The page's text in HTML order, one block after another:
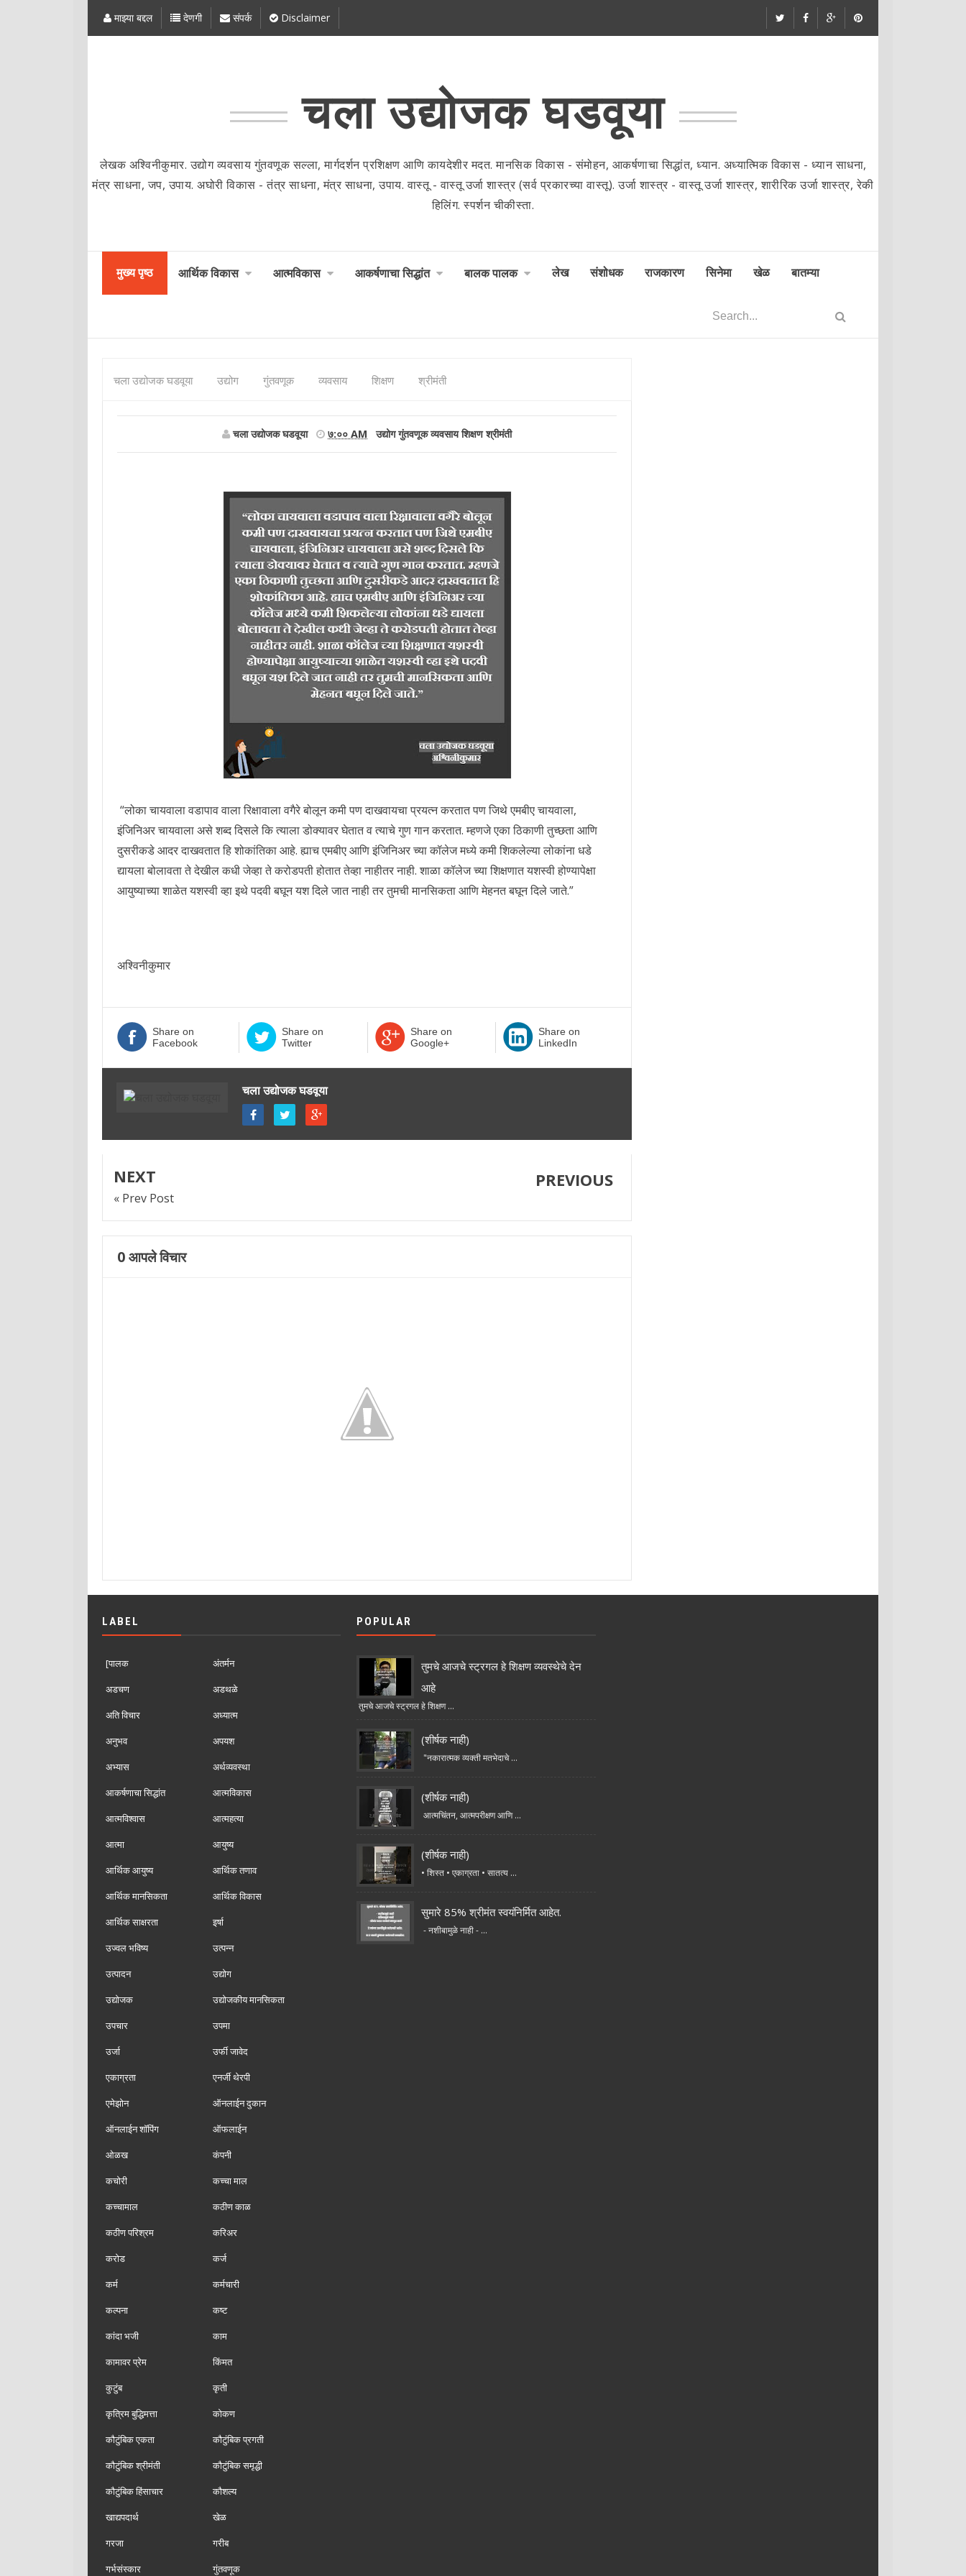
माझ्या बद्दल देणगी संपर्क Disclaimer
चला उद्योजक घडवूया
लेखक अश्विनीकुमार. उद्योग व्यवसाय गुंतवणूक सल्ला, मार्गदर्शन प्रशिक्षण आणि कायदेशीर मदत. मानसिक विकास - संमोहन, आकर्षणाचा सिद्धांत, ध्यान. अध्यात्मिक विकास - ध्यान साधना,
मंत्र साधना, जप, उपाय. अघोरी विकास - तंत्र साधना, मंत्र साधना, उपाय. वास्तू - वास्तू उर्जा शास्त्र (सर्व प्रकारच्या वास्तू). उर्जा शास्त्र - वास्तू उर्जा शास्त्र, शारीरिक उर्जा शास्त्र, रेकी
हिलिंग. स्पर्शन चीकीस्ता.
मुख्य पृष्ठ आर्थिक विकास आत्मविकास आकर्षणाचा सिद्धांत बालक पालक लेख संशोधक राजकारण सिनेमा खेळ बातम्या
चला उद्योजक घडवूया उद्योग गुंतवणूक व्यवसाय शिक्षण श्रीमंती
चला उद्योजक घडवूया ७:०० AM उद्योग गुंतवणूक व्यवसाय शिक्षण श्रीमंती
“लोका चायवाला वडापाव वाला रिक्षावाला वगैरे बोलून कमी पण दाखवायचा प्रयत्न करतात पण जिथे एमबीए चायवाला,
इंजिनिअर चायवाला असे शब्द दिसले कि त्याला डोक्यावर घेतात व त्याचे गुण गान करतात. म्हणजे एका ठिकाणी तुच्छता आणि
दुसरीकडे आदर दाखवतात हि शोकांतिका आहे. ह्याच एमबीए आणि इंजिनिअर च्या कॉलेज मध्ये कमी शिकलेल्या लोकांना धडे
द्यायला बोलावता ते देखील कधी जेव्हा ते करोडपती होतात तेव्हा नाहीतर नाही. शाळा कॉलेज च्या शिक्षणात यशस्वी होण्यापेक्षा
आयुष्याच्या शाळेत यशस्वी व्हा इथे पदवी बघून यश दिले जात नाही तर तुमची मानसिकता आणि मेहनत बघून दिले जाते.”
अश्विनीकुमार
Share on
Facebook
Share on
Twitter
Share on
Google+
Share on
LinkedIn
चला उद्योजक घडवूया
NEXT
« Prev Post
PREVIOUS
0आपले विचार
LABEL
[पालक
अंतर्मन
अडचण
अडथळे
अति विचार
अध्यात्म
अनुभव
अपयश
अभ्यास
अर्थव्यवस्था
आकर्षणाचा सिद्धांत
आत्मविकास
आत्मविश्वास
आत्महत्या
आत्मा
आयुष्य
आर्थिक आयुष्य
आर्थिक तणाव
आर्थिक मानसिकता
आर्थिक विकास
आर्थिक साक्षरता
इर्षा
उज्वल भविष्य
उत्पन्न
उत्पादन
उद्योग
उद्योजक
उद्योजकीय मानसिकता
उपचार
उपमा
उर्जा
उर्फी जावेद
एकाग्रता
एनर्जी थेरपी
एमेझोन
ऑनलाईन दुकान
ऑनलाईन शॉपिंग
ऑफलाईन
ओळख
कंपनी
कचोरी
कच्चा माल
कच्चामाल
कठीण काळ
कठीण परिश्रम
करिअर
करोड
कर्ज
कर्म
कर्मचारी
कल्पना
कष्ट
कांदा भजी
काम
कामावर प्रेम
किंमत
कुटुंब
कृती
कृत्रिम बुद्धिमत्ता
कोकण
कौटुंबिक एकता
कौटुंबिक प्रगती
कौटुंबिक श्रीमंती
कौटुंबिक समृद्धी
कौटुंबिक हिंसाचार
कौशल्य
खाद्यपदार्थ
खेळ
गरजा
गरीब
गर्भसंस्कार
गुंतवणूक
POPULAR
तुमचे आजचे स्ट्रगल हे शिक्षण व्यवस्थेचे देन
आहे
तुमचे आजचे स्ट्रगल हे शिक्षण ...
(शीर्षक नाही)
"नकारात्मक व्यक्ती मतभेदाचे ...
(शीर्षक नाही)
आत्मचिंतन, आत्मपरीक्षण आणि ...
(शीर्षक नाही)
• शिस्त • एकाग्रता • सातत्य ...
सुमारे 85% श्रीमंत स्वयंनिर्मित आहेत.
- नशीबामुळे नाही - ...